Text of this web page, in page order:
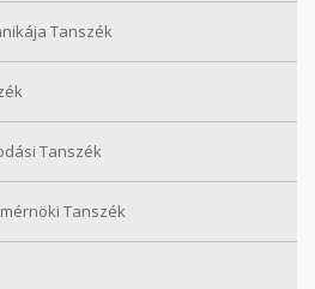
Tanszék
Tanszék
Tanszék